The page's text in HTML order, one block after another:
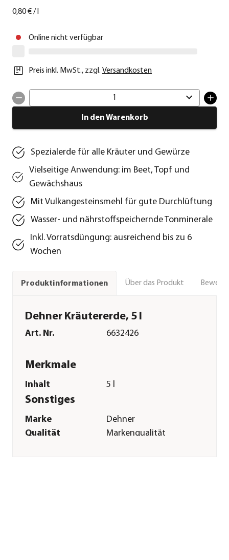
0,80 €/l
Online nicht verfügbar
Preis inkl. MwSt., zzgl. Versandkosten
1
In den Warenkorb
Spezialerde für alle Kräuter und Gewürze
Vielseitige Anwendung: im Beet, Topf und
Gewächshaus
Mit Vulkangesteinsmehl für gute Durchlüftung
Wasser- und nährstoffspeichernde Tonminerale
Inkl. Vorratsdüngung: ausreichend bis zu 6
Wochen
Produktinformationen Über das Produkt
Dehner Kräutererde, 5 l
Art. Nr. 6632426
Merkmale
Inhalt 5 l
Sonstiges
Marke
Dehner
Qualität
Markenqualität